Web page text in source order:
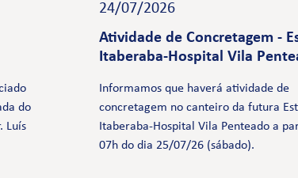
do
Luís
24/07/2026
Atividade de Concretagem -
Itaberaba-Hospital Vila
Informamos que haverá atividade de
concretagem no canteiro da futura
Itaberaba-Hospital Vila Penteado a
07h do dia 25/07/26 (sábado).